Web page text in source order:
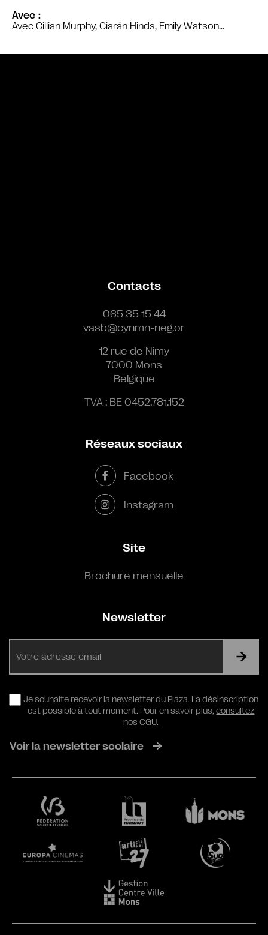
Avec
Avec Cillian Murphy, Ciarán Hinds, Emily Watson…
Contacts
065 35 15 44
vasb@cynmn-neg.or
12 rue de Nimy
7000 Mons
Belgique
TVA : BE 0452.781.152
Réseaux sociaux
Facebook
Instagram
Site
Brochure mensuelle
Newsletter
RGPD
Je souhaite recevoir la newsletter du Plaza. La désinscription
est possible à tout moment. Pour en savoir plus,consultez
nos CGU.
Voir la newsletter scolaire